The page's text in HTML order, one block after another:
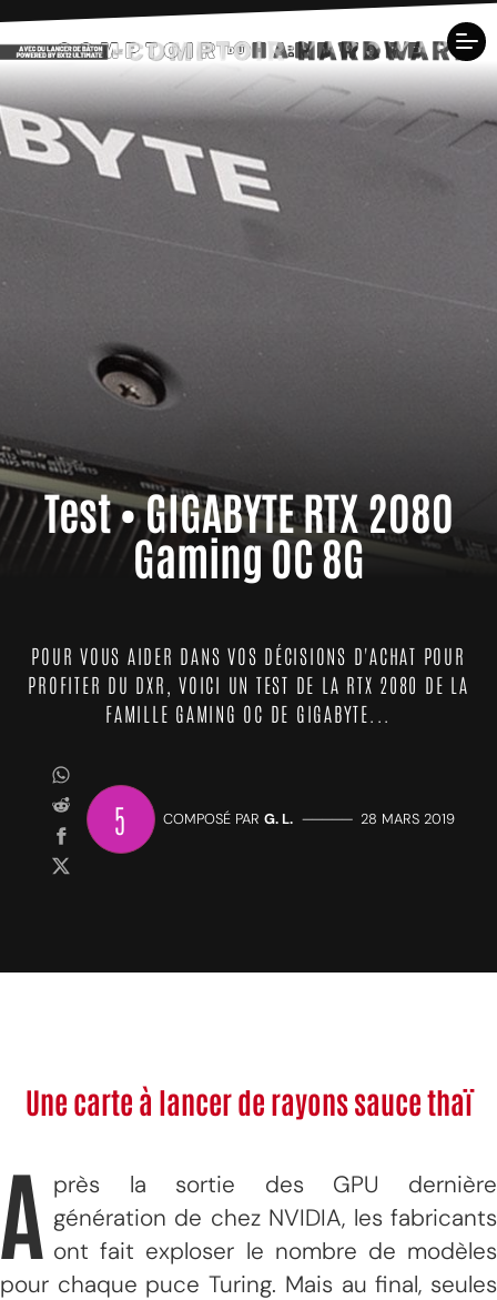
Test • GIGABYTE RTX 2080
Gaming OC 8G
POUR VOUS AIDER DANS VOS DÉCISIONS D'ACHAT POUR
PROFITER DU DXR, VOICI UN TEST DE LA RTX 2080 DE LA
FAMILLE GAMING OC DE GIGABYTE...
5 COMPOSÉ PAR G. L. ————— 28 MARS 2019
Une carte à lancer de rayons sauce thaï
A près la sortie des GPU dernière
génération de chez NVIDIA, les fabricants
ont fait exploser le nombre de modèles
pour chaque puce Turing. Mais au final, seules